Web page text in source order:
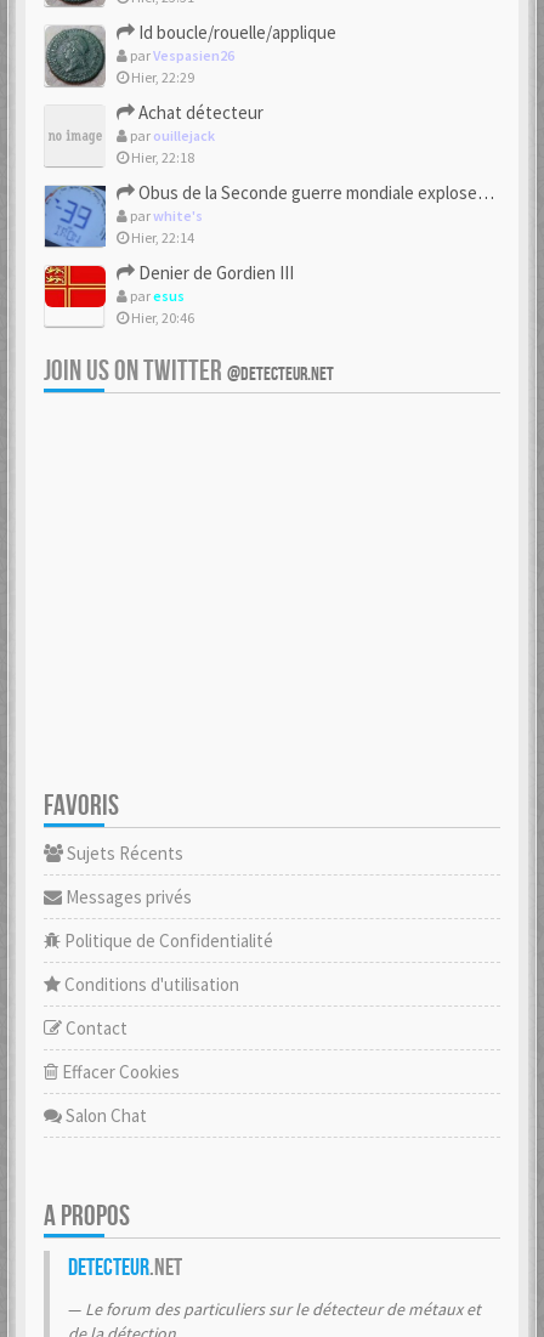
Id boucle/rouelle/applique
parVespasien26
Hier, 22:29
Achat détecteur
par ouillejack
Hier, 22:18
Obus de la Seconde guerre mondiale explosent dans des champs.
parwhite's
Hier, 22:14
Denier de Gordien III
paresus
Hier, 20:46
JOIN US ON TWITTER @DETECTEUR.NET
FAVORIS
Sujets Récents
Messages privés
Politique de Confidentialité
Conditions d'utilisation
Contact
Effacer Cookies
Salon Chat
A PROPOS
Detecteur.net
Le forum des particuliers sur le détecteur de métaux et